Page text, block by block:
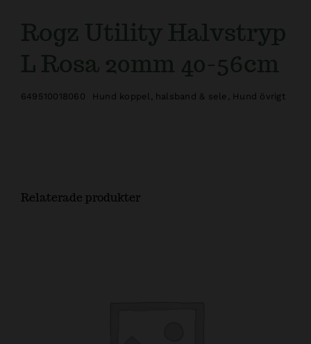
Rogz Utility Halvstryp
L Rosa 20mm 40-56cm
649510018060 Hund koppel, halsband & sele , Hund övrigt
Relaterade produkter